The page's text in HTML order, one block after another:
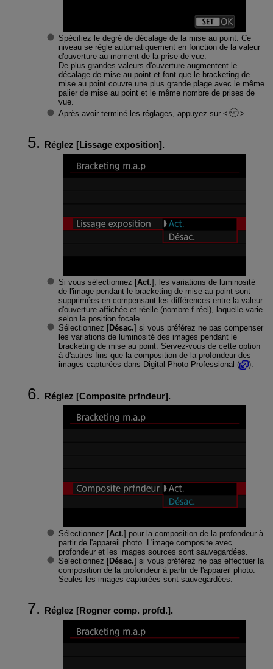
Spécifiez le degré de décalage de la mise au point. Ce
niveau se règle automatiquement en fonction de la valeur
d'ouverture au moment de la prise de vue.
De plus grandes valeurs d'ouverture augmentent le
décalage de mise au point et font que le bracketing de
mise au point couvre une plus grande plage avec le même
palier de mise au point et le même nombre de prises de
vue.
Après avoir terminé les réglages, appuyez sur
.
Réglez [Lissage exposition].
Si vous sélectionnez [Act.], les variations de luminosité
de l'image pendant le bracketing de mise au point sont
supprimées en compensant les différences entre la valeur
d'ouverture affichée et réelle (nombre-f réel), laquelle varie
selon la position focale.
Sélectionnez [Désac.] si vous préférez ne pas compenser
les variations de luminosité des images pendant le
bracketing de mise au point. Servez-vous de cette option
à d'autres fins que la composition de la profondeur des
images capturées dans Digital Photo Professional (
).
Réglez [Composite prfndeur].
Sélectionnez [Act.] pour la composition de la profondeur à
partir de l'appareil photo. L'image composite avec
profondeur et les images sources sont sauvegardées.
Sélectionnez [Désac.] si vous préférez ne pas effectuer la
composition de la profondeur à partir de l'appareil photo.
Seules les images capturées sont sauvegardées.
Réglez [Rogner comp. profd.].